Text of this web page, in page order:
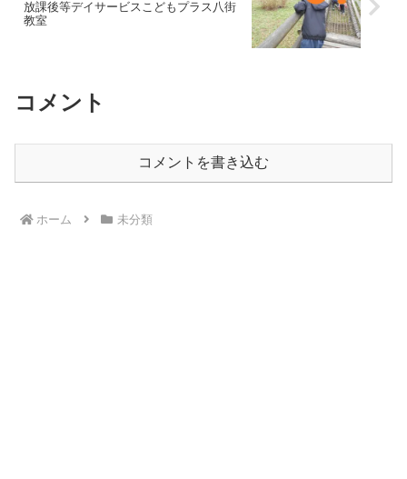
放課後等デイサービスこどもプラス八街
教室
コメント
コメントを書き込む
ホーム 未分類